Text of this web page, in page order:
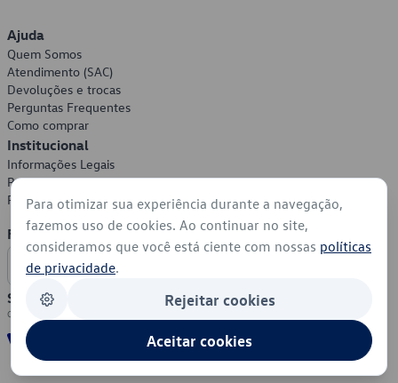
Ajuda
Quem Somos
Atendimento (SAC)
Devoluções e trocas
Perguntas Frequentes
Como comprar
Institucional
Informações Legais
Política de Privacidade
Política de Cookies
Formas de Pagamento
Segurança
Para otimizar sua experiência durante a navegação,
fazemos uso de cookies. Ao continuar no site,
consideramos que você está ciente com nossas políticas
de privacidade.
Rejeitar cookies
Aceitar cookies